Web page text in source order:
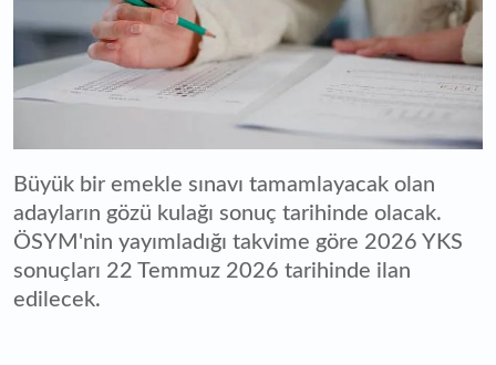
Büyük bir emekle sınavı tamamlayacak olan
adayların gözü kulağı sonuç tarihinde olacak.
ÖSYM'nin yayımladığı takvime göre 2026 YKS
sonuçları 22 Temmuz 2026 tarihinde ilan
edilecek.